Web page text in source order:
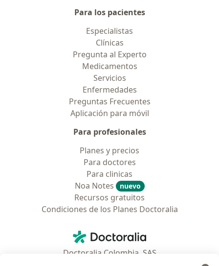
Para los pacientes
Especialistas
Clínicas
Pregunta al Experto
Medicamentos
Servicios
Enfermedades
Preguntas Frecuentes
Aplicación para móvil
Para profesionales
Planes y precios
Para doctores
Para clinicas
Noa Notes
nuevo
Recursos gratuitos
Condiciones de los Planes Doctoralia
Doctoralia - Página de inicio
Doctoralia Colombia, SAS